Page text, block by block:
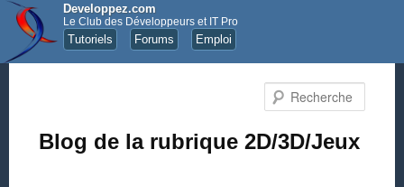
Developpez.com
Le Club des Développeurs et IT Pro
Tutoriels Forums Emploi
Blog de la rubrique 2D/3D/Jeux